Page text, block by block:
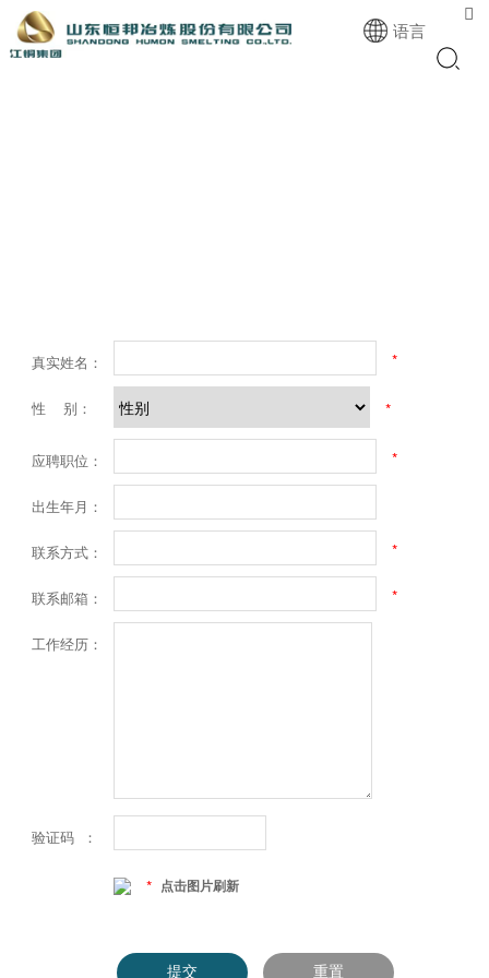

语言
真实姓名： *
性 别： *
应聘职位： *
出生年月：
联系方式： *
联系邮箱： *
工作经历：
验证码 ：
* 点击图片刷新
提交 重置